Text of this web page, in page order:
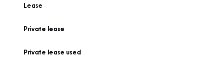
Lease
Private lease
Private lease used